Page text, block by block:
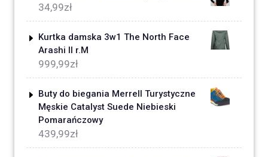
34,99zł
Kurtka damska 3w1 The North Face
Arashi II r.M
999,99zł
Buty do biegania Merrell Turystyczne
Męskie Catalyst Suede Niebieski
Pomarańczowy
439,99zł